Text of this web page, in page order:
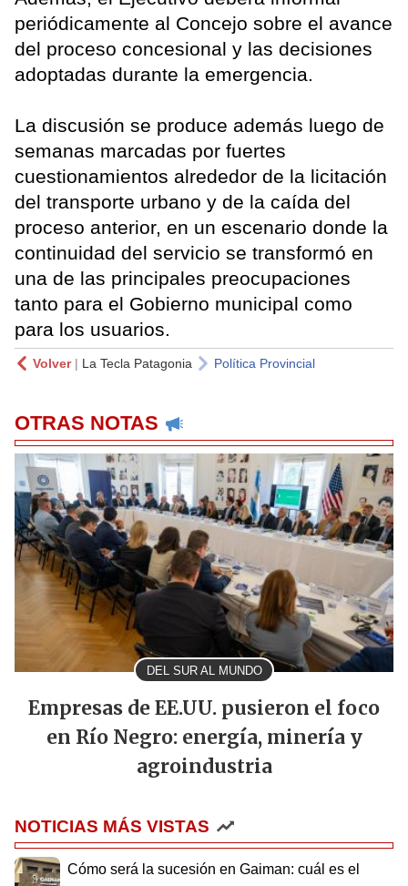
periódicamente al Concejo sobre el avance
del proceso concesional y las decisiones
adoptadas durante la emergencia.
La discusión se produce además luego de
semanas marcadas por fuertes
cuestionamientos alrededor de la licitación
del transporte urbano y de la caída del
proceso anterior, en un escenario donde la
continuidad del servicio se transformó en
una de las principales preocupaciones
tanto para el Gobierno municipal como
para los usuarios.
Volver| La Tecla Patagonia Política Provincial
OTRAS NOTAS
DEL SUR AL MUNDO
Empresas de EE.UU. pusieron el foco
en Río Negro: energía, minería y
agroindustria
NOTICIAS MÁS VISTAS
Cómo será la sucesión en Gaiman: cuál es el